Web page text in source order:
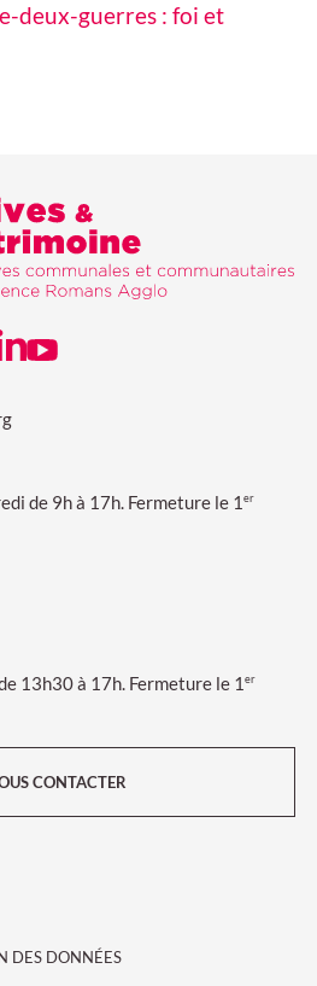
deux-guerres : foi et
agglo
PAGE FACEBOOK
NOTRE PAGE INSTAGRAM
NOTRE PAGE LINKEDIN
VISITER NOTRE PAGE YOUTUBE
de 9h à 17h. Fermeture le 1 er
13h30 à 17h. Fermeture le 1 er
CONTACTER
DES DONNÉES